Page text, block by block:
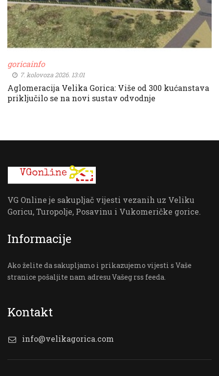
goricainfo
7. kolovoza 2026. 13:01
Aglomeracija Velika Gorica: Više od 300 kućanstava
priključilo se na novi sustav odvodnje
VG Online je sakupljač vijesti vezanih uz Veliku
Goricu, Turopolje, Posavinu i Vukomeričke gorice.
Informacije
Ako želite da sakupljamo i prikazujemo vijesti s Vaše
stranice pošaljite nam adresu Vašeg rss feeda.
Kontakt
info@velikagorica.com